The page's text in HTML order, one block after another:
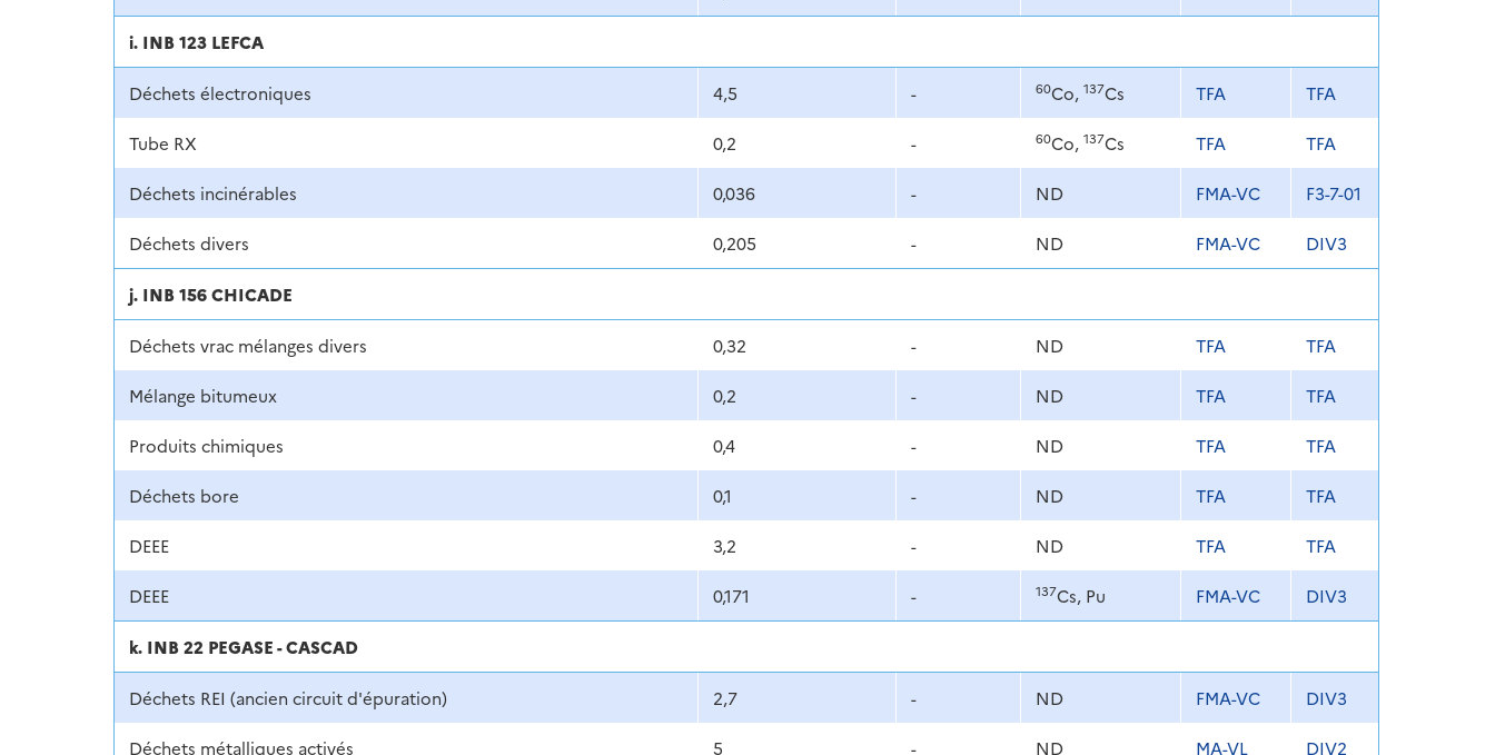
i. INB 123 LEFCA
Déchets électroniques 4,5 - 60Co, 137Cs TFA TFA
Tube RX 0,2 - 60Co, 137Cs TFA TFA
Déchets incinérables 0,036 - ND FMA-VC F3-7-01
Déchets divers 0,205 - ND FMA-VC DIV3
j. INB 156 CHICADE
Déchets vrac mélanges divers 0,32 - ND TFA TFA
Mélange bitumeux 0,2 - ND TFA TFA
Produits chimiques 0,4 - ND TFA TFA
Déchets bore 0,1 - ND TFA TFA
DEEE 3,2 - ND TFA TFA
DEEE 0,171 - 137Cs, Pu FMA-VC DIV3
k. INB 22 PEGASE - CASCAD
Déchets REI (ancien circuit d'épuration) 2,7 - ND FMA-VC DIV3
Déchets métalliques activés 5 - ND MA-VL DIV2